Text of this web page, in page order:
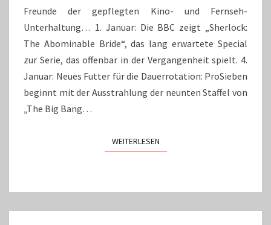
Freunde der gepflegten Kino- und Fernseh-
Unterhaltung… 1. Januar: Die BBC zeigt „Sherlock:
The Abominable Bride“, das lang erwartete Special
zur Serie, das offenbar in der Vergangenheit spielt. 4.
Januar: Neues Futter für die Dauerrotation: ProSieben
beginnt mit der Ausstrahlung der neunten Staffel von
„The Big Bang…
WEITERLESENWEITERLESEN